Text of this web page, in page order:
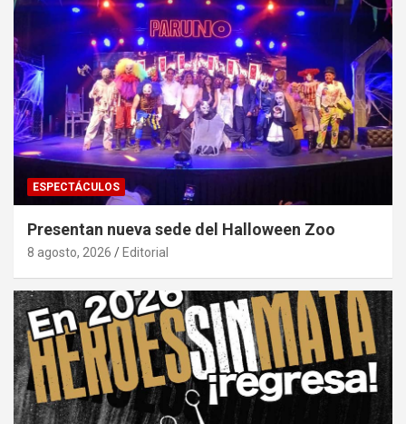
ESPECTÁCULOS
Presentan nueva sede del Halloween Zoo
8 agosto, 2026 Editorial